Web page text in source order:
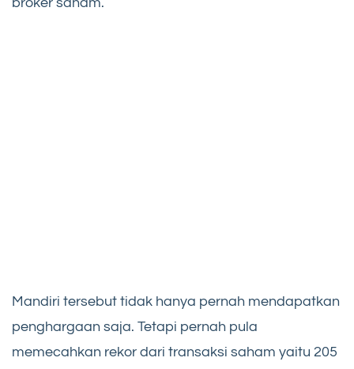
Mandiri tersebut tidak hanya pernah mendapatkan
penghargaan saja. Tetapi pernah pula
memecahkan rekor dari transaksi saham yaitu 205